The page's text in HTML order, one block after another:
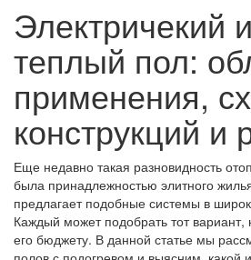
Электричекий
теплый пол:
применения,
конструкций и
Еще недавно такая разновидность
была принадлежностью элитного
предлагает подобные системы в
Каждый может подобрать тот вариант,
его бюджету. В данной статье мы